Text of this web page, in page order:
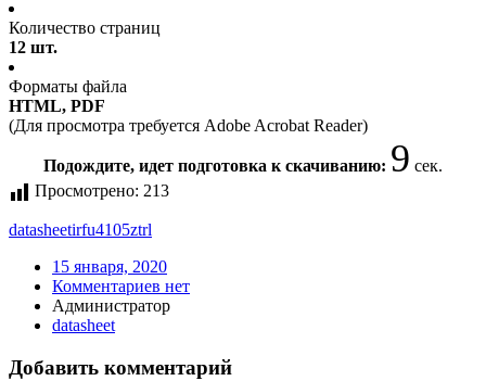
Количество страниц
12 шт.
Форматы файла
HTML, PDF
(Для просмотра требуется Adobe Acrobat Reader)
Подождите, идет подготовка к скачиванию: 9 сек.
Просмотрено: 213
datasheetirfu4105ztrl
15 января, 2020
Комментариев нет
Администратор
datasheet
Добавить комментарий